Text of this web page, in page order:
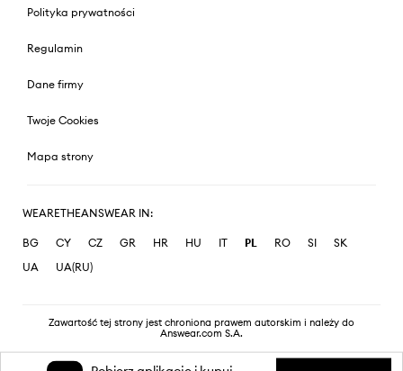
Polityka prywatności
Regulamin
Dane firmy
Twoje Cookies
Mapa strony
WEARETHEANSWEAR IN:
BG CY CZ GR HR HU IT PL RO SI
SK
UA
UA(RU)
Zawartość tej strony jest chroniona prawem autorskim i należy do
Answear.com S.A.